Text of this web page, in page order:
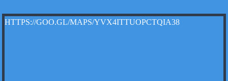
HTTPS://GOO.GL/MAPS/YVX4ITTUOPCTQIA38